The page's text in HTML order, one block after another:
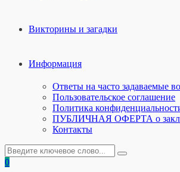
Викторины и загадки
Информация
Ответы на часто задаваемые
Пользовательское соглашение
Политика
ПУБЛИЧНАЯ ОФЕРТА о
Контакты
Искать:
Поиск
0